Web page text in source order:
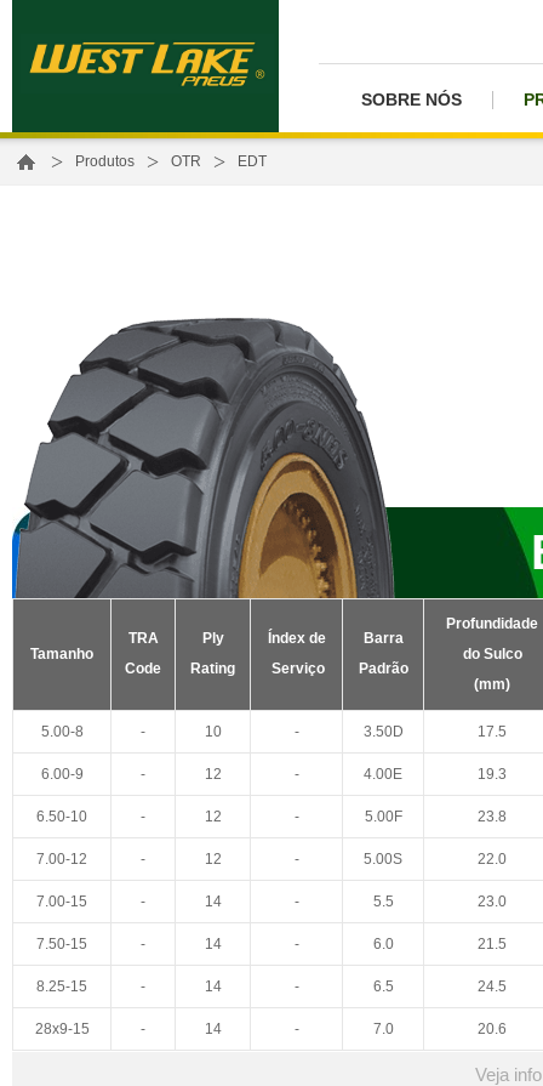
SOBRE NÓS
> Produtos > OTR > EDT
Tamanho
TRA
Code
Ply
Rating
Índex de
Serviço
Barra
Padrão
Profundidade
do Sulco
(mm)
5.00-8 - 10 - 3.50D 17.5
6.00-9 - 12 - 4.00E 19.3
6.50-10 - 12 - 5.00F 23.8
7.00-12 - 12 - 5.00S 22.0
7.00-15 - 14 - 5.5 23.0
7.50-15 - 14 - 6.0 21.5
8.25-15 - 14 - 6.5 24.5
28x9-15 - 14 - 7.0 20.6
Veja